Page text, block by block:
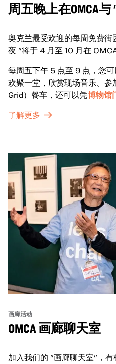
周五晚上在OMCA
奥克兰最受欢迎的每周免费
夜 "将于 4 月至 10 月在
每周五下午 5 点至 9 点，您
欢聚一堂，欣赏现场音乐、
Grid）餐车，还可以凭博物馆
了解更多
画廊活动
OMCA 画廊聊天室
加入我们的 "画廊聊天室"，